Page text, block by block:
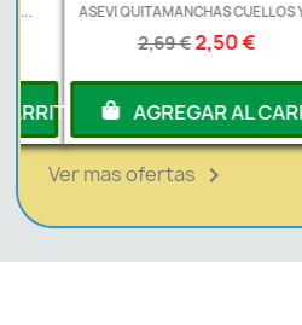
ASEVI QUITAMANCHAS CUELLOS Y...
2,69 €2,50 €
AGREGAR AL CARRITO
Ver mas ofertas 